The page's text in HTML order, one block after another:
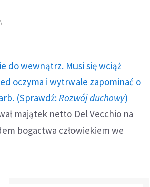
do wewnątrz. Musi się wciąż
oczyma i wytrwale zapominać o
(Sprawdź: Rozwój duchowy)
majątek netto Del Vecchio na
bogactwa człowiekiem we